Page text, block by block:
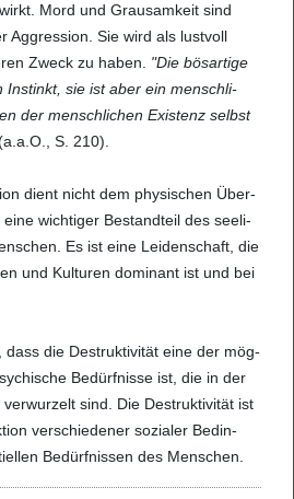
Mord und Grau­sam­keit sind
Aggres­sion. Sie wird als lust­voll
Zweck zu haben.
"Die bös­ar­tige
Instinkt, sie ist aber ein mensch­li­
der mensch­li­chen Exis­tenz selbst
S. 210).
dient nicht dem phy­si­schen Über­
wich­ti­ger Bestand­teil des see­li­
Es ist eine Lei­den­schaft, die
und Kul­tu­ren domi­nant ist und bei
dass die Destruk­ti­vi­tät eine der mög­
Bedürf­nisse ist, die in der
sind. Die Destruk­ti­vi­tät ist
ver­schie­de­ner sozi­a­ler Bedin­
Bedürf­nis­sen des Men­schen.